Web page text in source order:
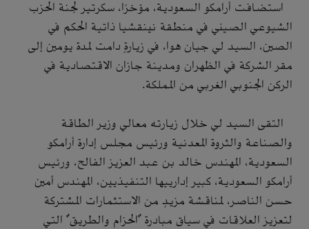
استضافت أرامكو السعودية، مؤخرًا، سكرتير لجنة الحزب
الشيوعي الصيني في منطقة نينقشيا ذاتية الحكم في
الصين، السيد لي جيان هوا، في زيارةٍ دامت لمدة يومين إلى
مقر الشركة في الظهران ومدينة جازان الاقتصادية في
الركن الجنوبي الغربي من المملكة.
التقى السيد لي خلال زيارته معالي وزير الطاقة
والصناعة والثروة المعدنية ورئيس مجلس إدارة أرامكو
السعودية، المهندس خالد بن عبد العزيز الفالح، ورئيس
أرامكو السعودية، كبير إدارييها التنفيذيين، المهندس أمين
حسن الناصر، لمناقشة مزيدٍ من الاستثمارات المشتركة
لتعزيز العلاقات في سياق مبادرة "الحزام والطريق" التي